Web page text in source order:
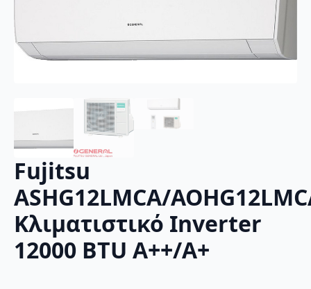
Fujitsu
ASHG12LMCA/
Κλιματιστικό Inverter
12000 BTU A++/A+